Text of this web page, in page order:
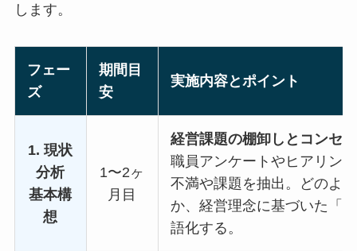
します。
フェー
ズ
期間目
安
実施内容とポイント
1. 現状
分析
基本構
想
1〜2ヶ
月目
経営課題の棚卸しとコンセ
職員アンケートやヒアリン
不満や課題を抽出。どのよ
か、経営理念に基づいた「
語化する。